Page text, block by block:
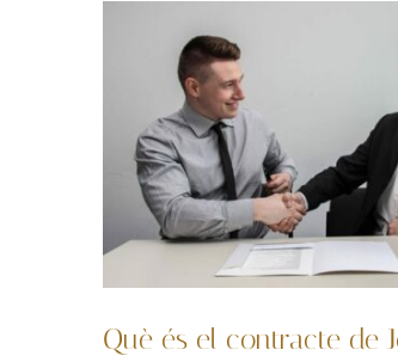
Què és el
de Joint
Civil Mercantil
Què és el contracte de